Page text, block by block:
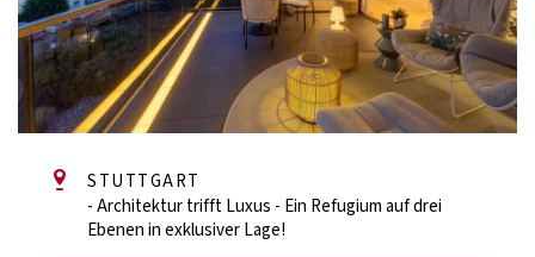
STUTTGART
- Architektur trifft Luxus - Ein Refugium auf drei
Ebenen in exklusiver Lage!